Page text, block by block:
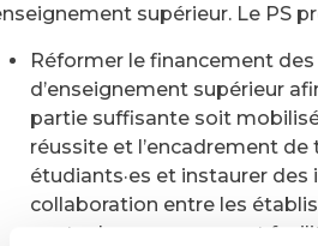
supérieur. Le PS
Réformer le financement
d’enseignement supérieur
partie suffisante soit
réussite et l’encadrement de
étudiants·es et instaurer des
collaboration entre les
contre la concurrence et